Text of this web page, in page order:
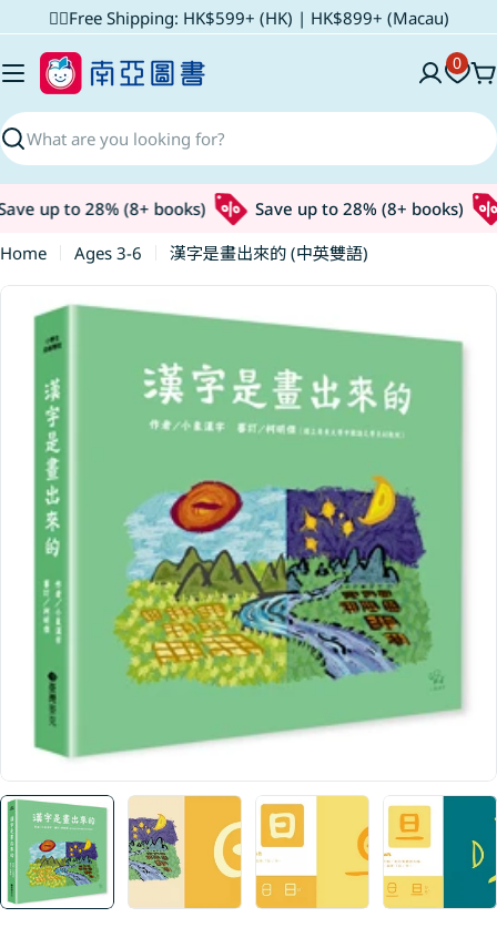
to
content
✌🏼Free Shipping: HK$599+ (HK) | HK$899+ (Macau)
Search
0
up to 28% (8+ books) Save up to 28% (8+ books)
Home
Ages 3-6
漢字是畫出來的 (中英雙語)
Skip
product
information
Open media 0 in modal